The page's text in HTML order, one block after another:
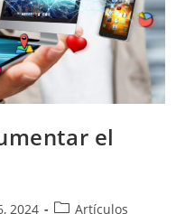
el
2024 Artículos